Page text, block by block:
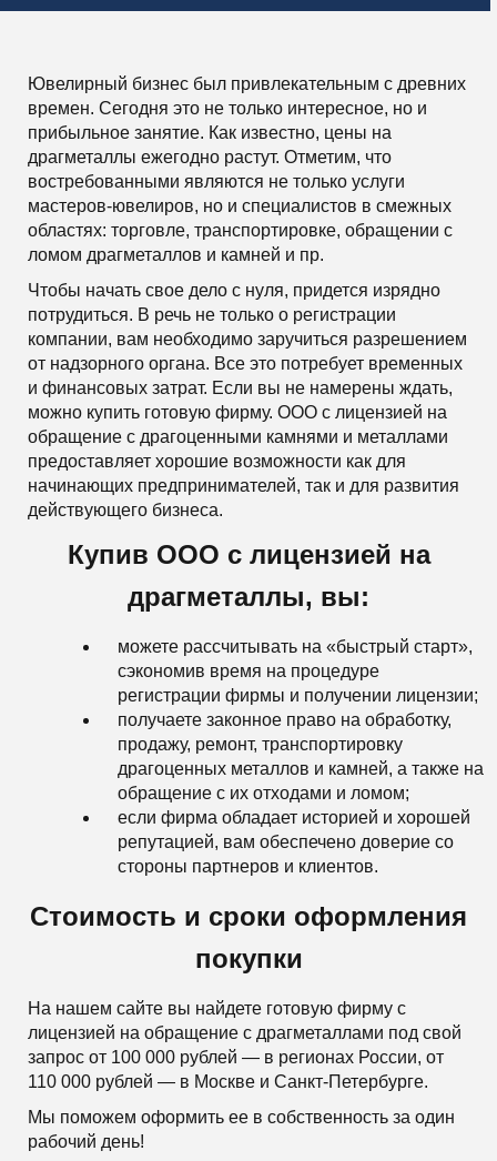
Ювелирный бизнес был привлекательным с древних
времен. Сегодня это не только интересное, но и
прибыльное занятие. Как известно, цены на
драгметаллы ежегодно растут. Отметим, что
востребованными являются не только услуги
мастеров-ювелиров, но и специалистов в смежных
областях: торговле, транспортировке, обращении с
ломом драгметаллов и камней и пр.
Чтобы начать свое дело с нуля, придется изрядно
потрудиться. В речь не только о регистрации
компании, вам необходимо заручиться разрешением
от надзорного органа. Все это потребует временных
и финансовых затрат. Если вы не намерены ждать,
можно купить готовую фирму. ООО с лицензией на
обращение с драгоценными камнями и металлами
предоставляет хорошие возможности как для
начинающих предпринимателей, так и для развития
действующего бизнеса.
Купив ООО с лицензией на
драгметаллы, вы:
можете рассчитывать на «быстрый старт»,
сэкономив время на процедуре
регистрации фирмы и получении лицензии;
получаете законное право на обработку,
продажу, ремонт, транспортировку
драгоценных металлов и камней, а также на
обращение с их отходами и ломом;
если фирма обладает историей и хорошей
репутацией, вам обеспечено доверие со
стороны партнеров и клиентов.
Стоимость и сроки оформления
покупки
На нашем сайте вы найдете готовую фирму с
лицензией на обращение с драгметаллами под свой
запрос от 100 000 рублей — в регионах России, от
110 000 рублей — в Москве и Санкт-Петербурге.
Мы поможем оформить ее в собственность за один
рабочий день!